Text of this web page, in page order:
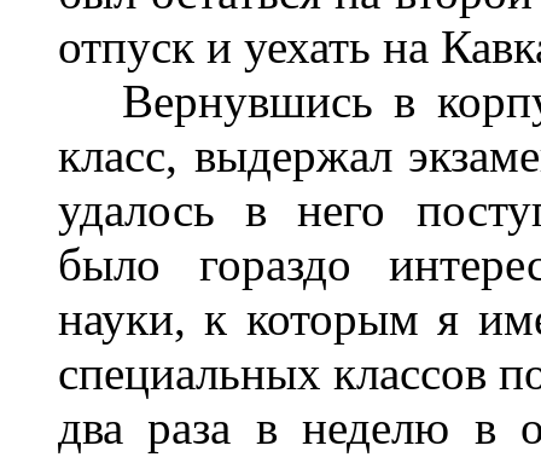
отпуск и уехать на
Вернувшись в
класс, выдержал
удалось в него
было гораздо
науки, к которым я
специальных классов
два раза в неделю в